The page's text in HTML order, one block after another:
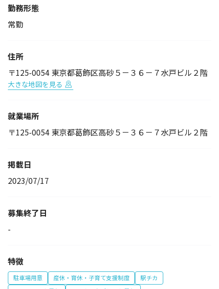
勤務形態
常勤
住所
〒125-0054 東京都葛飾区高砂５－３６－７水戸ビル２階
大きな地図を見る
就業場所
〒125-0054 東京都葛飾区高砂５－３６－７水戸ビル２階
掲載日
2023/07/17
募集終了日
-
特徴
駐車場用意 産休・育休・子育て支援制度
駅チカ